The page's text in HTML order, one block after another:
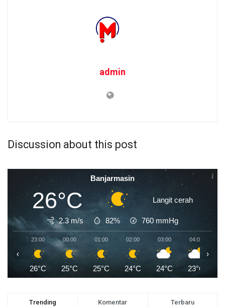
admin
Discussion about this post
Banjarmasin
26°C Langit cerah
2.3 m/s 82% 760 mmHg
23:00
26°C
00:00
25°C
01:00
25°C
02:00
24°C
03:00
24°C
04:00
23°C
‹ ›
Trending Komentar Terbaru